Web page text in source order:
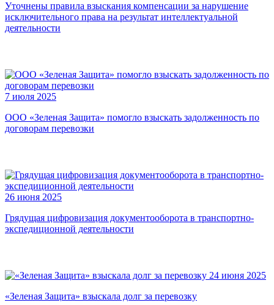
Уточнены правила взыскания компенсации за нарушение
исключительного права на результат интеллектуальной
деятельности
7 июля 2025
ООО «Зеленая Защита» помогло взыскать задолженность по
договорам перевозки
26 июня 2025
Грядущая цифровизация документооборота в транспортно-
экспедиционной деятельности
24 июня 2025
«Зеленая Защита» взыскала долг за перевозку